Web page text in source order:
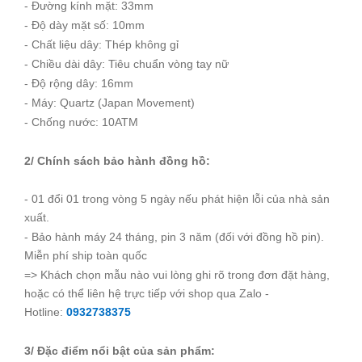
- Đường kính mặt: 33mm
- Độ dày mặt số: 10mm
- Chất liệu dây: Thép không gỉ
- Chiều dài dây: Tiêu chuẩn vòng tay nữ
- Độ rộng dây: 16mm
- Máy: Quartz (Japan Movement)
- Chống nước: 10ATM
2/ Chính sách bảo hành đồng hồ:
- 01 đổi 01 trong vòng 5 ngày nếu phát hiện lỗi của nhà sản
xuất.
- Bảo hành máy 24 tháng, pin 3 năm (đối với đồng hồ pin).
Miễn phí ship toàn quốc
=> Khách chọn mẫu nào vui lòng ghi rõ trong đơn đặt hàng,
hoặc có thể liên hệ trực tiếp với shop qua Zalo -
Hotline: 0932738375
3/ Đặc điểm nổi bật của sản phẩm: